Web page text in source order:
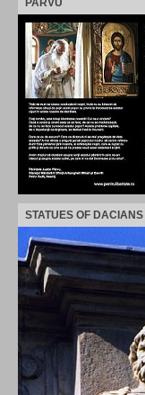
STATUES OF DACIANS